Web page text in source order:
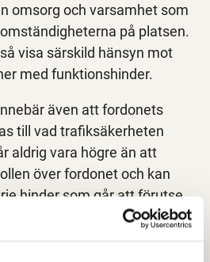
omsorg och varsamhet som
på platsen.
visa särskild hänsyn mot
med funktionshinder.
även att fordonets
till vad trafiksäkerheten
aldrig vara högre än att
över fordonet och kan
hinder som går att förutse.
alltså, oavsett vilken övre
hålla en med hänsyn till